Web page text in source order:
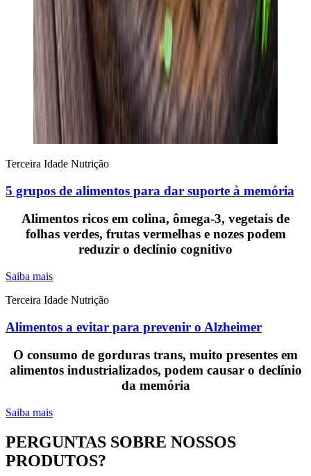
Terceira Idade Nutrição
5 grupos de alimentos para dar suporte à memória
Alimentos ricos em colina, ômega-3, vegetais de
folhas verdes, frutas vermelhas e nozes podem
reduzir o declínio cognitivo
Saiba mais
Terceira Idade Nutrição
Alimentos a evitar para prevenir o Alzheimer
O consumo de gorduras trans, muito presentes em
alimentos industrializados, podem causar o declínio
da memória
Saiba mais
PERGUNTAS SOBRE NOSSOS
PRODUTOS?